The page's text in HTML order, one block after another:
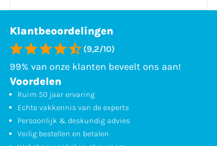
Klantbeoordelingen
(9,2/10)
99% van onze klanten beveelt ons aan!
Voordelen
Ruim 50 jaar ervaring
Echte vakkennis van de experts
Persoonlijk & deskundig advies
Veilig bestellen en betalen